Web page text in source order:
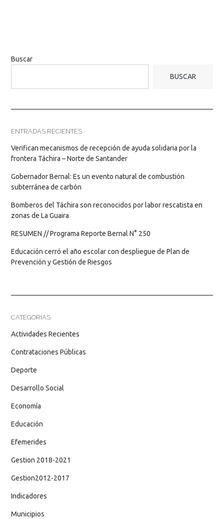
Buscar
BUSCAR
ENTRADAS RECIENTES
Verifican mecanismos de recepción de ayuda solidaria por la
frontera Táchira – Norte de Santander
Gobernador Bernal: Es un evento natural de combustión
subterránea de carbón
Bomberos del Táchira son reconocidos por labor rescatista en
zonas de La Guaira
RESUMEN // Programa Reporte Bernal N° 250
Educación cerró el año escolar con despliegue de Plan de
Prevención y Gestión de Riesgos
CATEGORÍAS
Actividades Recientes
Contrataciones Públicas
Deporte
Desarrollo Social
Economía
Educación
Efemerides
Gestion 2018-2021
Gestion2012-2017
Indicadores
Municipios